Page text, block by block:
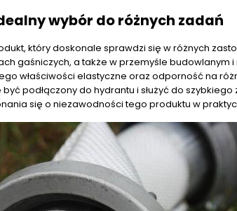
wybór do różnych zadań
który doskonale sprawdzi się w różnych
gaśniczych, a także w przemyśle budowlanym
właściwości elastyczne oraz odporność na
podłączony do hydrantu i służyć do
się o niezawodności tego produktu w